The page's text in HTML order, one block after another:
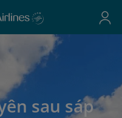
sau sáp